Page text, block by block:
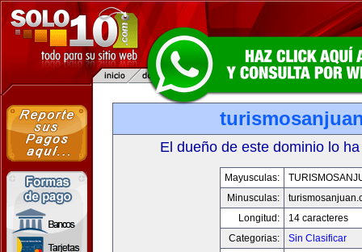
El dueño de este dominio lo
Mayusculas:
Minusculas:
Longitud:
14 caracteres
Categorias:
Sin Clasificar